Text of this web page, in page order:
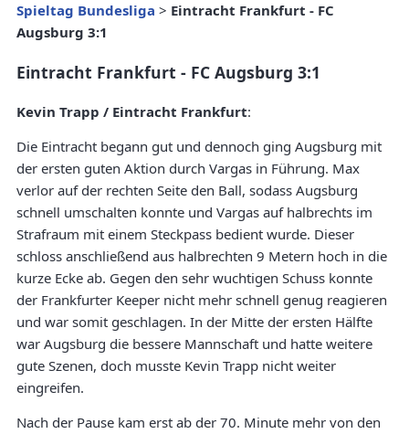
Spieltag Bundesliga > Eintracht Frankfurt - FC
Augsburg 3:1
Eintracht Frankfurt - FC Augsburg 3:1
Kevin Trapp / Eintracht Frankfurt:
Die Eintracht begann gut und dennoch ging Augsburg mit
der ersten guten Aktion durch Vargas in Führung. Max
verlor auf der rechten Seite den Ball, sodass Augsburg
schnell umschalten konnte und Vargas auf halbrechts im
Strafraum mit einem Steckpass bedient wurde. Dieser
schloss anschließend aus halbrechten 9 Metern hoch in die
kurze Ecke ab. Gegen den sehr wuchtigen Schuss konnte
der Frankfurter Keeper nicht mehr schnell genug reagieren
und war somit geschlagen. In der Mitte der ersten Hälfte
war Augsburg die bessere Mannschaft und hatte weitere
gute Szenen, doch musste Kevin Trapp nicht weiter
eingreifen.
Nach der Pause kam erst ab der 70. Minute mehr von den